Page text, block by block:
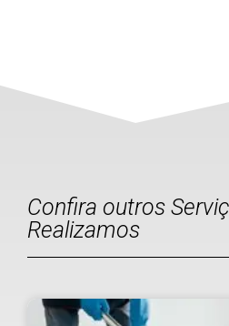
Confira outros
Realizamos